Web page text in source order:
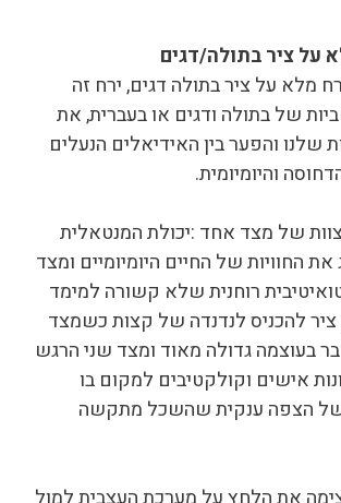
2.9.20 הירח מלא על ציר בתולה דגים, ירח זה
של בתולה ודגים או בעברית, את
שלנו והפער בין האידיאלים הנעלים
והיומיומית.
של מצד אחד :יכולת המנטאלית
החוויות של החיים היומיומיים ומצד
רוחנית שלא קשורה למימד
ציר להכניס לנדנדה של קצות כשמצד
בעוצמה גדולה מאוד ומצד שני הרגש
אישים וקולקטיבים למקום בו
של הצפה ענקית שהשכל מתקשה